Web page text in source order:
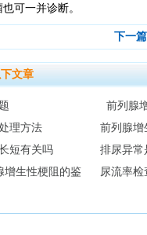
可一并诊断。
下一篇
文章
前列腺
理方法
前列腺增
短有关吗
排尿异常
增生性梗阻的鉴
尿流率